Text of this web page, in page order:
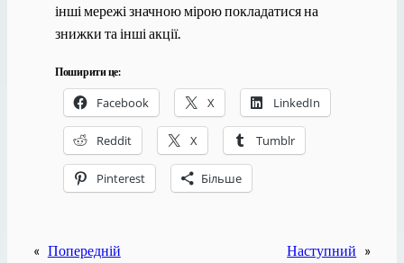
інші мережі значною мірою покладатися на
знижки та інші акції.
Поширити це:
Facebook X LinkedIn
Reddit X Tumblr
Pinterest Більше
« Попередній Наступний »